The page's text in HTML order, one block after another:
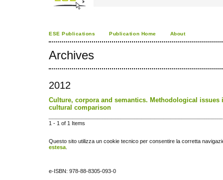
ESE Publications Publication Home About
Archives
2012
Culture, corpora and semantics. Methodological
cultural comparison
1 - 1 of 1 Items
Questo sito utilizza un cookie tecnico per consentire la corretta
estesa
e-ISBN: 978-88-8305-093-0